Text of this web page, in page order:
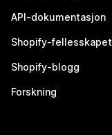
API-dokumentasjon
Shopify-fellesskapet
Shopify-blogg
Forskning